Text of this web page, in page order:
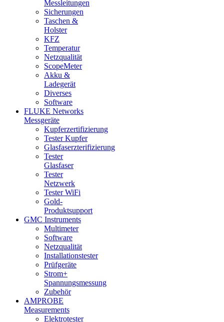
Messleitungen
Sicherungen
Taschen &
Holster
KFZ
Temperatur
Netzqualität
ScopeMeter
Akku &
Ladegerät
Diverses
Software
FLUKE Networks
Messgeräte
Kupferzertifizierung
Tester Kupfer
Glasfaserzterifizierung
Tester
Glasfaser
Tester
Netzwerk
Tester WiFi
Gold-
Produktsupport
GMC Instruments
Multimeter
Software
Netzqualität
Installationstester
Prüfgeräte
Strom+
Spannungsmessung
Zubehör
AMPROBE
Measurements
Elektrotester